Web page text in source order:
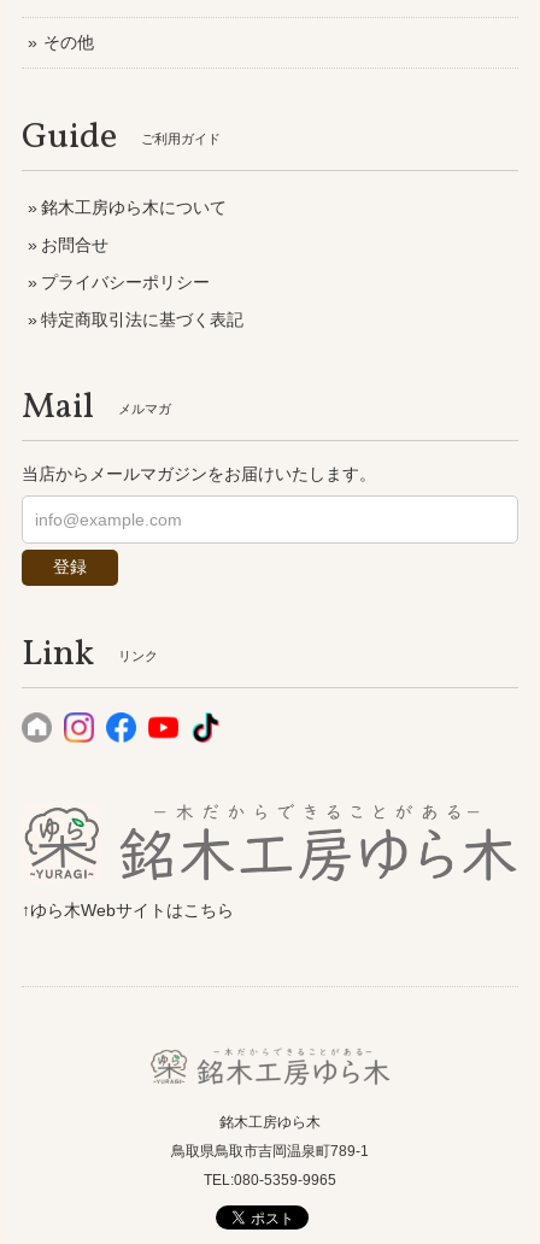
その他
Guide ご利用ガイド
銘木工房ゆら木について
お問合せ
プライバシーポリシー
特定商取引法に基づく表記
Mail メルマガ
当店からメールマガジンをお届けいたします。
登録
Link リンク
↑ゆら木Webサイトはこちら
銘木工房ゆら木
鳥取県鳥取市吉岡温泉町789-1
TEL:080-5359-9965